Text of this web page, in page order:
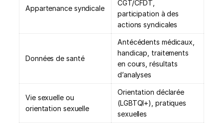
Appartenance syndicale
CGT/CFDT,
participation à des
actions syndicales
Données de santé
Antécédents médicaux,
handicap, traitements
en cours, résultats
d’analyses
Vie sexuelle ou
orientation sexuelle
Orientation déclarée
(LGBTQI+), pratiques
sexuelles